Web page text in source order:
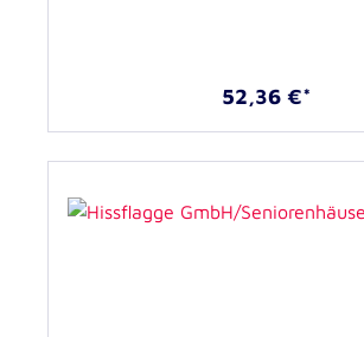
52,36 €*